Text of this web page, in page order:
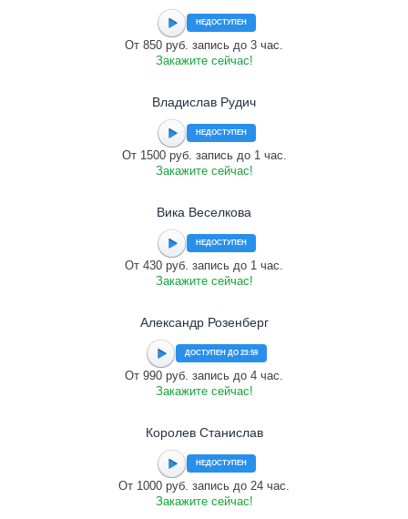
НЕДОСТУПЕН
От 850 руб. запись до 3 час.
Закажите сейчас!
Владислав Рудич
НЕДОСТУПЕН
От 1500 руб. запись до 1 час.
Закажите сейчас!
Вика Веселкова
НЕДОСТУПЕН
От 430 руб. запись до 1 час.
Закажите сейчас!
Александр Розенберг
ДОСТУПЕН ДО 23:59
От 990 руб. запись до 4 час.
Закажите сейчас!
Королев Станислав
НЕДОСТУПЕН
От 1000 руб. запись до 24 час.
Закажите сейчас!